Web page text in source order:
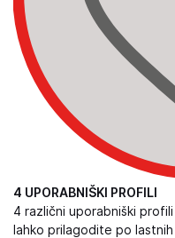
4 UPORABNIŠKI PROFILI
4 različni uporabniški
lahko prilagodite po